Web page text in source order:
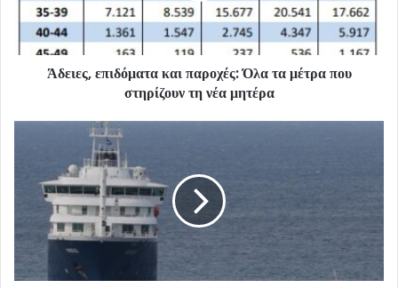
Άδειες, επιδόματα και παροχές: Όλα τα μέτρα που
στηρίζουν τη νέα μητέρα